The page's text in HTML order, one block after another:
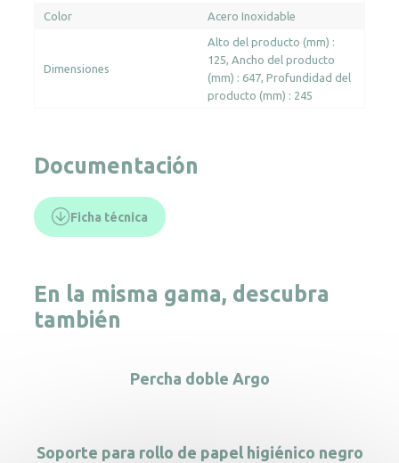
Color Acero Inoxidable
Dimensiones
Alto del producto (mm) :
125 Ancho del producto
(mm) : 647 Profundidad del
producto (mm) : 245
Documentación
Ficha técnica
En la misma gama, descubra
también
Percha doble Argo
Soporte para rollo de papel higiénico negro